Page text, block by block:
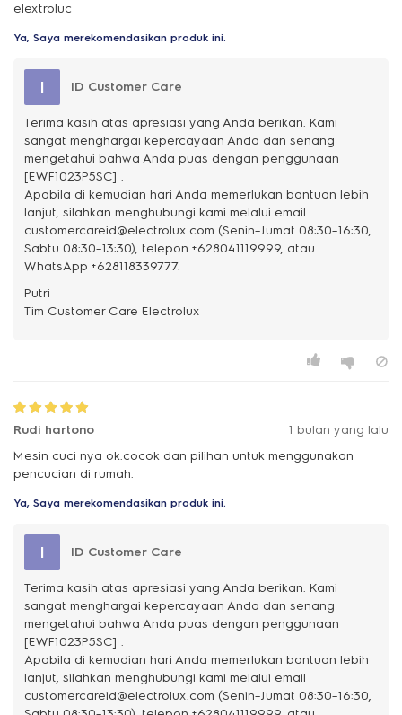
elextroluc
Ya, Saya merekomendasikan produk ini.
I ID Customer Care
Terima kasih atas apresiasi yang Anda berikan. Kami
sangat menghargai kepercayaan Anda dan senang
mengetahui bahwa Anda puas dengan penggunaan
[EWF1023P5SC] .
Apabila di kemudian hari Anda memerlukan bantuan lebih
lanjut, silahkan menghubungi kami melalui email
customercareid@electrolux.com (Senin–Jumat 08:30–16:30,
Sabtu 08:30–13:30), telepon +628041119999, atau
WhatsApp +628118339777.
Putri
Rudi hartono
1 bulan yang lalu
Mesin cuci nya ok.cocok dan pilihan untuk menggunakan
pencucian di rumah.
Ya, Saya merekomendasikan produk ini.
I ID Customer Care
Terima kasih atas apresiasi yang Anda berikan. Kami
sangat menghargai kepercayaan Anda dan senang
mengetahui bahwa Anda puas dengan penggunaan
[EWF1023P5SC] .
Apabila di kemudian hari Anda memerlukan bantuan lebih
lanjut, silahkan menghubungi kami melalui email
customercareid@electrolux.com (Senin–Jumat 08:30–16:30,